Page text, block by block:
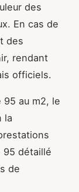
des
En cas de
des
rendant
officiels.
au m2, le
la
95 détaillé
de